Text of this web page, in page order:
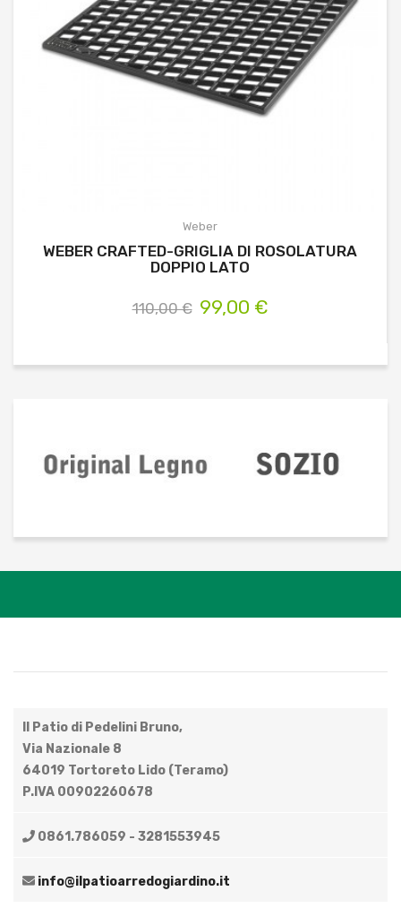
Weber
WEBER CRAFTED-GRIGLIA DI ROSOLATURA
DOPPIO LATO
110,00 € 99,00 €
Il Patio di Pedelini Bruno,
Via Nazionale 8
64019 Tortoreto Lido (Teramo)
P.IVA 00902260678
0861.786059 - 3281553945
info@ilpatioarredogiardino.it